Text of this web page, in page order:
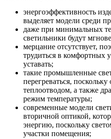
энергоэффективность
выделяет модели среди
даже при минимальных
светильники будут
мерцание отсутствует,
трудиться в комфортных
уставать;
такие промышленные
перегреваться,
теплоотводом, а также
режим температуры;
современные модели
вторичной оптикой,
энергию, поскольку
участки помещения;